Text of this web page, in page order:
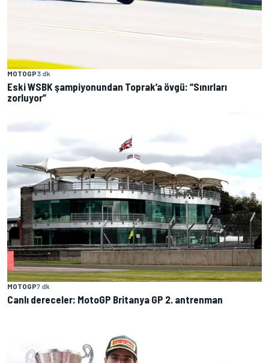
MOTOGP3 dk
Eski WSBK şampiyonundan Toprak’a övgü: “Sınırları
zorluyor”
MOTOGP7 dk
Canlı dereceler: MotoGP Britanya GP 2. antrenman